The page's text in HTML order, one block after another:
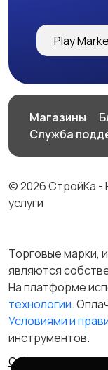
Play
Магазины
Служба
© 2026 СтройКа -
услуги
Торговые марки,
являются
На платформе
технологии.
Условиями и
инструментов.
Отказ от